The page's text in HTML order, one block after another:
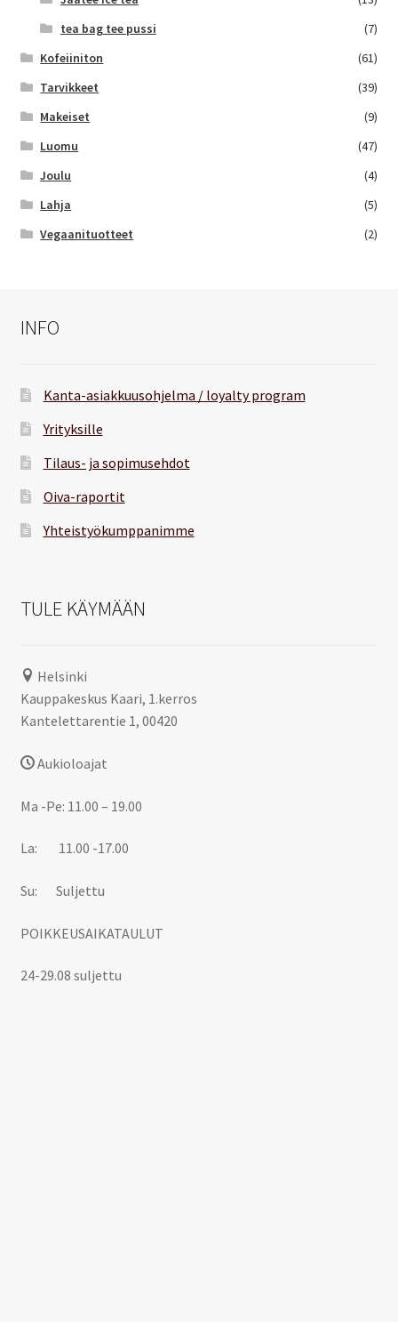
tea bag tee pussi
(7)
Kofeiiniton
(61)
Tarvikkeet
(39)
Makeiset
(9)
Luomu
(47)
Joulu
(4)
Lahja
(5)
Vegaanituotteet
(2)
INFO
Kanta-asiakkuusohjelma / loyalty program
Yrityksille
Tilaus- ja sopimusehdot
Oiva-raportit
Yhteistyökumppanimme
TULE KÄYMÄÄN
Helsinki
Kauppakeskus Kaari, 1.kerros
Kantelettarentie 1, 00420
Aukioloajat
Ma -Pe: 11.00 – 19.00
La: 11.00 -17.00
Su: Suljettu
POIKKEUSAIKATAULUT
24-29.08 suljettu